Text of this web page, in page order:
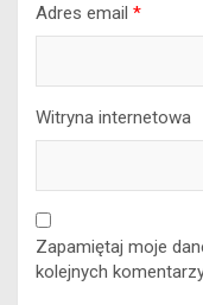
Adres email *
Witryna internetowa
Zapamiętaj moje
kolejnych